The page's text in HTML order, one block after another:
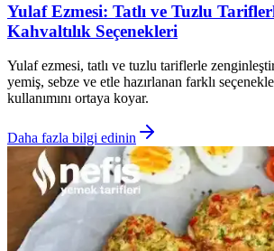
Yulaf Ezmesi: Tatlı ve Tuzlu
Kahvaltılık Seçenekleri
Yulaf ezmesi, tatlı ve tuzlu tariflerle
yemiş, sebze ve etle hazırlanan farklı
kullanımını ortaya koyar.
Daha fazla bilgi edinin